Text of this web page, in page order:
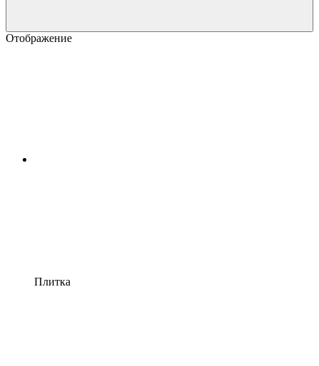
Отображение
Плитка